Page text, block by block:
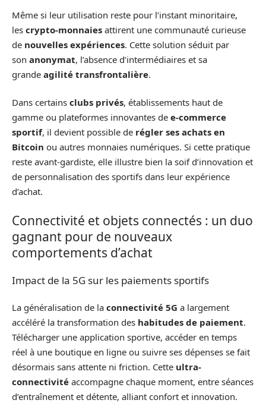
Même si leur utilisation reste pour l’instant minoritaire,
les crypto-monnaies attirent une communauté curieuse
de nouvelles expériences. Cette solution séduit par
son anonymat, l’absence d’intermédiaires et sa
grande agilité transfrontalière.
Dans certains clubs privés, établissements haut de
gamme ou plateformes innovantes de e-commerce
sportif, il devient possible de régler ses achats en
Bitcoin ou autres monnaies numériques. Si cette pratique
reste avant-gardiste, elle illustre bien la soif d’innovation et
de personnalisation des sportifs dans leur expérience
d’achat.
Connectivité et objets connectés : un duo
gagnant pour de nouveaux
comportements d’achat
Impact de la 5G sur les paiements sportifs
La généralisation de la connectivité 5G a largement
accéléré la transformation des habitudes de paiement.
Télécharger une application sportive, accéder en temps
réel à une boutique en ligne ou suivre ses dépenses se fait
désormais sans attente ni friction. Cette ultra-
connectivité accompagne chaque moment, entre séances
d’entraînement et détente, alliant confort et innovation.